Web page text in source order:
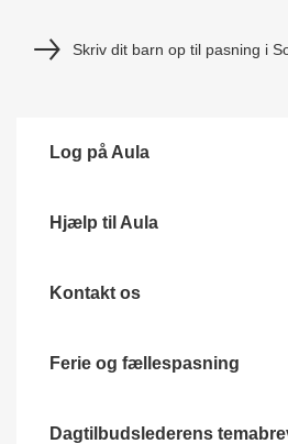
Skriv dit barn op til pasning i
Log på Aula
Hjælp til Aula
Kontakt os
Ferie og fællespasning
Dagtilbudslederens